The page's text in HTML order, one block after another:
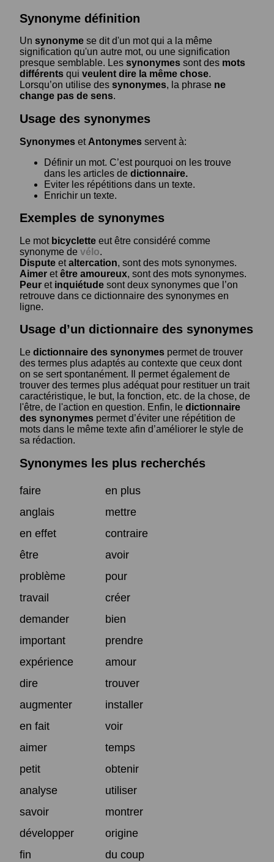
Synonyme définition
Un synonyme se dit d'un mot qui a la même
signification qu'un autre mot, ou une signification
presque semblable. Les synonymes sont des mots
différents qui veulent dire la même chose.
Lorsqu’on utilise des synonymes, la phrase ne
change pas de sens.
Usage des synonymes
Synonymes et Antonymes servent à:
Définir un mot. C’est pourquoi on les trouve
dans les articles de dictionnaire.
Eviter les répétitions dans un texte.
Enrichir un texte.
Exemples de synonymes
Le mot bicyclette eut être considéré comme
synonyme de vélo.
Dispute etaltercation, sont des mots synonymes.
Aimer etêtre amoureux, sont des mots synonymes.
Peur et inquiétude sont deux synonymes que l’on
retrouve dans ce dictionnaire des synonymes en
ligne.
Usage d’un dictionnaire des synonymes
Le dictionnaire des synonymes permet de trouver
des termes plus adaptés au contexte que ceux dont
on se sert spontanément. Il permet également de
trouver des termes plus adéquat pour restituer un trait
caractéristique, le but, la fonction, etc. de la chose, de
l'être, de l'action en question. Enfin, le dictionnaire
des synonymes permet d’éviter une répétition de
mots dans le même texte afin d’améliorer le style de
sa rédaction.
Synonymes les plus recherchés
faire
en plus
anglais
mettre
en effet
contraire
être
avoir
problème
pour
travail
créer
demander
bien
important
prendre
expérience
amour
dire
trouver
augmenter
installer
en fait
voir
aimer
temps
petit
obtenir
analyse
utiliser
savoir
montrer
développer
origine
fin
du coup